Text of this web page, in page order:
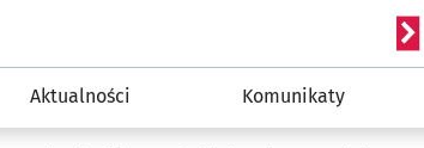
Aktualności Komunikaty